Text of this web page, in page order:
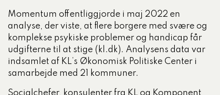
Momentum offentliggjorde i maj 2022 en
analyse, der viste, at flere borgere med svære og
komplekse psykiske problemer og handicap får
udgifterne til at stige (kl.dk). Analysens data var
indsamlet af KL’s Økonomisk Politiske Center i
samarbejde med 21 kommuner.
Socialchefer, konsulenter fra KL og Komponent